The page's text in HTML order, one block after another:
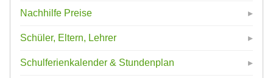
Nachhilfe Preise
Schüler, Eltern, Lehrer
Schulferienkalender & Stundenplan